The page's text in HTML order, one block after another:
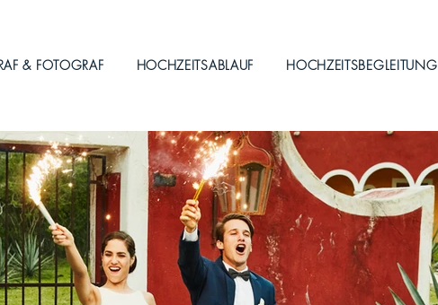
& FOTOGRAF HOCHZEITSABLAUF HOCHZEITSBEGLEITUNG